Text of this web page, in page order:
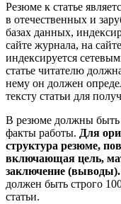
Резюме к статье
в отечественных и
базах данных,
сайте журнала, на
индексируется
статье читателю
нему он должен
тексту статьи для
В резюме должны быть
факты работы. Для
структура резюме,
включающая цель,
заключение (выводы).
должен быть строго
статьи.